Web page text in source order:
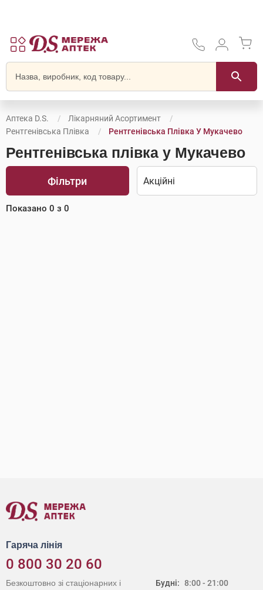
Аптека D.S.
Лікарняний Асортимент
Рентгенівська Плівка
Рентгенівська Плівка У Мукачево
Рентгенівська плівка у Мукачево
Фільтри
Показано 0 з 0
Гаряча лінія
0 800 30 20 60
Будні: 8:00 - 21:00
Безкоштовно зі стаціонарних і